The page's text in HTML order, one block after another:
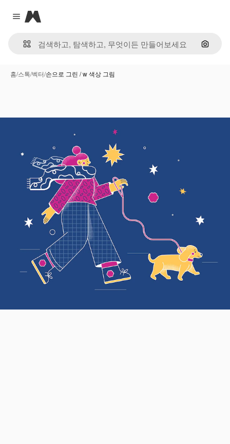
Close menu
Magnific
이미지
홈/스톡/벡터/손으로 그린 / w 색상 그림